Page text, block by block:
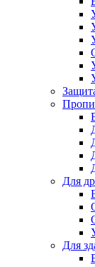
Для
Для